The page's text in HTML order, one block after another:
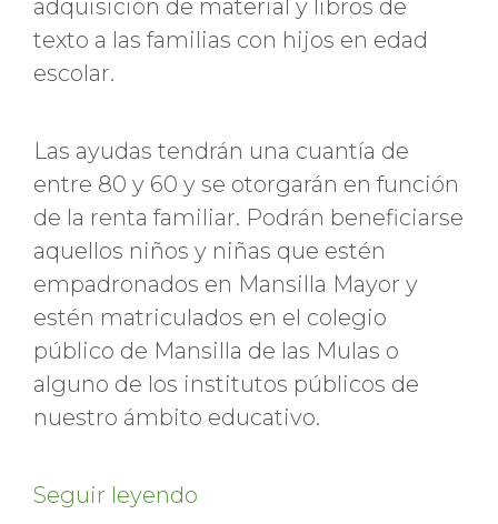
adquisición de material y libros de
texto a las familias con hijos en edad
escolar.
Las ayudas tendrán una cuantía de
entre 80 y 60 y se otorgarán en función
de la renta familiar. Podrán beneficiarse
aquellos niños y niñas que estén
empadronados en Mansilla Mayor y
estén matriculados en el colegio
público de Mansilla de las Mulas o
alguno de los institutos públicos de
nuestro ámbito educativo.
Seguir leyendo